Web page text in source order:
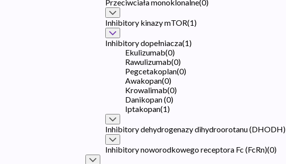
Przeciwciała monoklonalne(0)
Inhibitory kinazy mTOR(1)
Inhibitory dopełniacza(1)
Ekulizumab(0)
Rawulizumab(0)
Pegcetakoplan(0)
Awakopan(0)
Krowalimab(0)
Danikopan(0)
Iptakopan(1)
Inhibitory dehydrogenazy dihydroorotanu (DHODH)
Inhibitory noworodkowego receptora Fc (FcRn)(0)